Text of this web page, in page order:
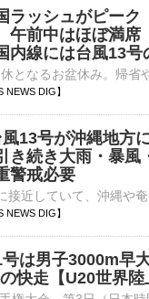
ラッシュがピー
午前中はほぼ満
線には台風13号
DIG】
風13号が沖縄地
続き大雨・暴風
警戒必要
DIG】
は男子3000m早
快走【U20世界陸